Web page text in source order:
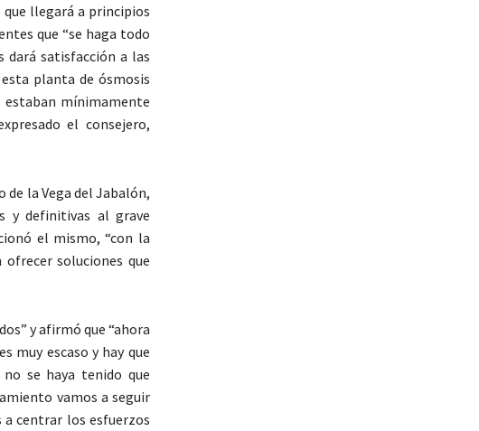
que llegará a principios
que “se haga todo
satisfacción a las
planta de ósmosis
estaban mínimamente
el consejero,
de la Vega del Jabalón,
y definitivas al grave
el mismo, “con la
soluciones que
y afirmó que “ahora
muy escaso y hay que
se haya tenido que
vamos a seguir
centrar los esfuerzos